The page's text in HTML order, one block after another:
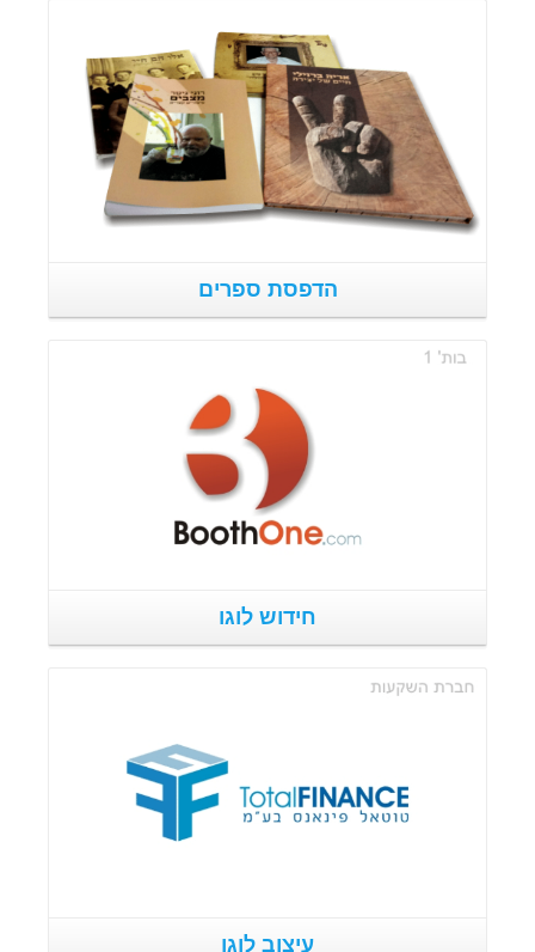
פרטים נוספים
הדפסת ספרים
חידוש לוגו
עיצוב לוגו